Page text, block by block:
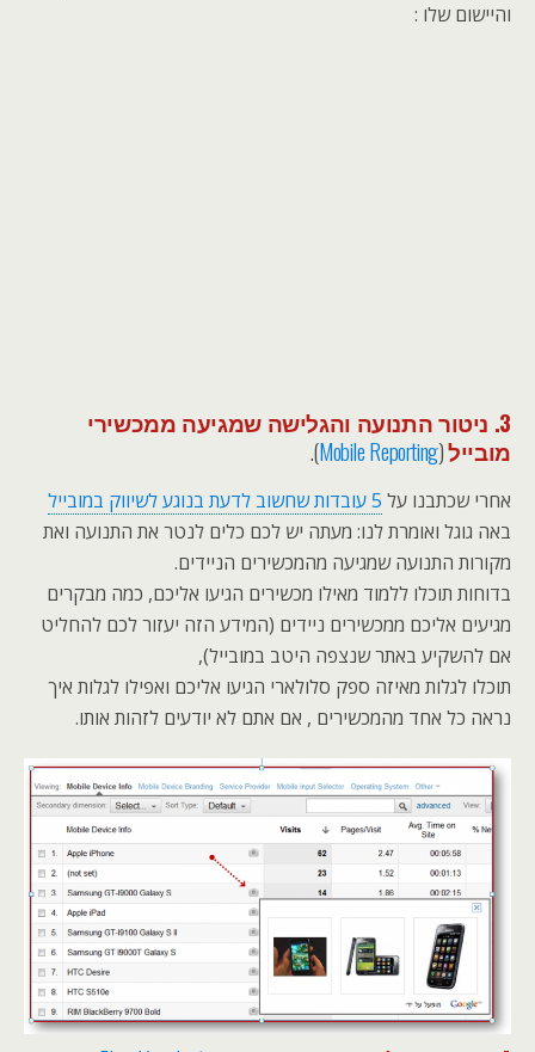
והיישום שלו :
3. ניטור התנועה והגלישה שמגיעה ממכשירי
מובייל(
Mobile Reporting
).
אחרי שכתבנו על 5 עובדות שחשוב לדעת בנוגע לשיווק במובייל
באה גוגל ואומרת לנו: מעתה יש לכם כלים לנטר את התנועה ואת
מקורות התנועה שמגיעה מהמכשירים הניידים.
בדוחות תוכלו ללמוד מאילו מכשירים הגיעו אליכם, כמה מבקרים
מגיעים אליכם ממכשירים ניידים (המידע הזה יעזור לכם להחליט
אם להשקיע באתר שנצפה היטב במובייל),
תוכלו לגלות מאיזה ספק סלולארי הגיעו אליכם ואפילו לגלות איך
נראה כל אחד מהמכשירים , אם אתם לא יודעים לזהות אותו.